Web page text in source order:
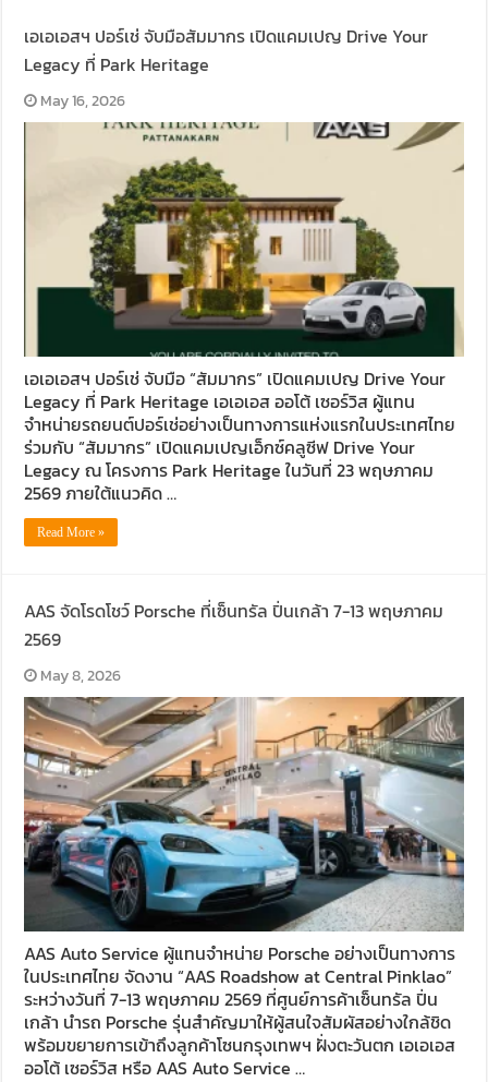
เอเอเอสฯ ปอร์เช่ จับมือสัมมากร เปิดแคมเปญ Drive Your
Legacy ที่ Park Heritage
May 16, 2026
เอเอเอสฯ ปอร์เช่ จับมือ “สัมมากร” เปิดแคมเปญ Drive Your
Legacy ที่ Park Heritage เอเอเอส ออโต้ เซอร์วิส ผู้แทน
จำหน่ายรถยนต์ปอร์เช่อย่างเป็นทางการแห่งแรกในประเทศไทย
ร่วมกับ “สัมมากร” เปิดแคมเปญเอ็กซ์คลูซีฟ Drive Your
Legacy ณ โครงการ Park Heritage ในวันที่ 23 พฤษภาคม
2569 ภายใต้แนวคิด …
Read More »
AAS จัดโรดโชว์ Porsche ที่เซ็นทรัล ปิ่นเกล้า 7-13 พฤษภาคม
2569
May 8, 2026
AAS Auto Service ผู้แทนจำหน่าย Porsche อย่างเป็นทางการ
ในประเทศไทย จัดงาน “AAS Roadshow at Central Pinklao”
ระหว่างวันที่ 7-13 พฤษภาคม 2569 ที่ศูนย์การค้าเซ็นทรัล ปิ่น
เกล้า นำรถ Porsche รุ่นสำคัญมาให้ผู้สนใจสัมผัสอย่างใกล้ชิด
พร้อมขยายการเข้าถึงลูกค้าโซนกรุงเทพฯ ฝั่งตะวันตก เอเอเอส
ออโต้ เซอร์วิส หรือ AAS Auto Service …